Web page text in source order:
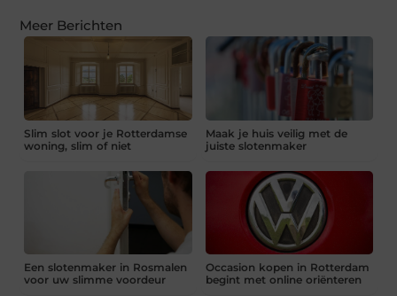
Meer Berichten
Slim slot voor je Rotterdamse
woning, slim of niet
Maak je huis veilig met de
juiste slotenmaker
Een slotenmaker in Rosmalen
voor uw slimme voordeur
Occasion kopen in Rotterdam
begint met online oriënteren